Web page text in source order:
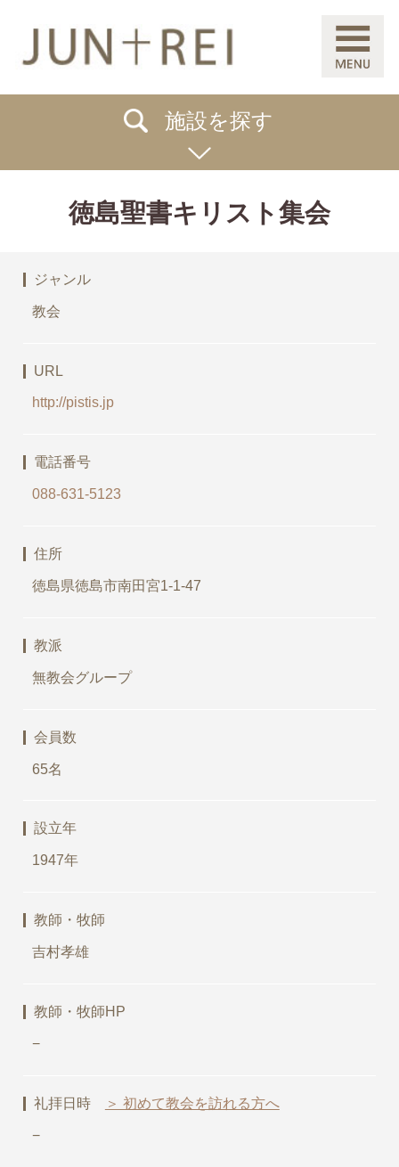
施設を探す
徳島聖書キリスト集会
ジャンル
教会
URL
http://pistis.jp
電話番号
088-631-5123
住所
徳島県徳島市南田宮1-1-47
教派
無教会グループ
会員数
65名
設立年
1947年
教師・牧師
吉村孝雄
教師・牧師HP
−
礼拝日時 ＞ 初めて教会を訪れる方へ
−